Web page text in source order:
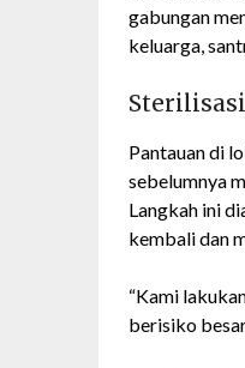
gabungan
keluarga,
Pantauan di
sebelumnya
Langkah ini
kembali dan
“Kami
berisiko